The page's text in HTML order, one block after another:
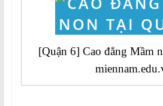
[Quận 6] Cao đẳng Mầm